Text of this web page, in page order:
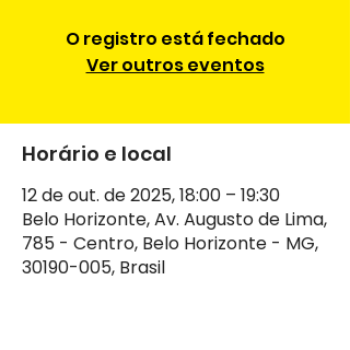
O registro está fechado
Ver outros eventos
Horário e local
12 de out. de 2025, 18:00 – 19:30
Belo Horizonte, Av. Augusto de Lima,
785 - Centro, Belo Horizonte - MG,
30190-005, Brasil